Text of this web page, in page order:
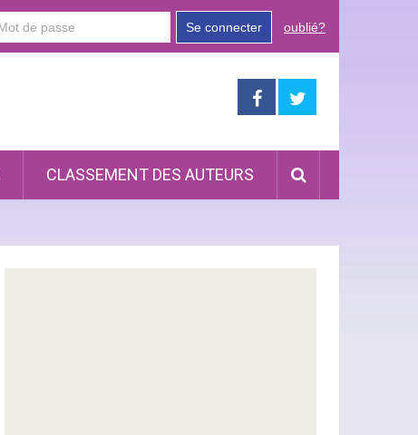
Se connecter oublié?
CLASSEMENT DES AUTEURS